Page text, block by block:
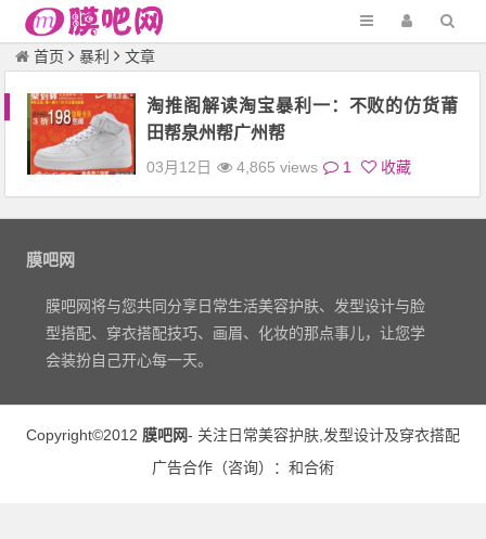
首页 暴利 文章
淘推阁解读淘宝暴利一：不败的仿货莆
田帮泉州帮广州帮
03月12日 4,865 views 1 收藏
膜吧网
膜吧网将与您共同分享日常生活美容护肤、发型设计与脸
型搭配、穿衣搭配技巧、画眉、化妆的那点事儿，让您学
会装扮自己开心每一天。
Copyright©2012 膜吧网- 关注日常美容护肤 发型设计及穿衣搭配
广告合作（咨询）： 和合術